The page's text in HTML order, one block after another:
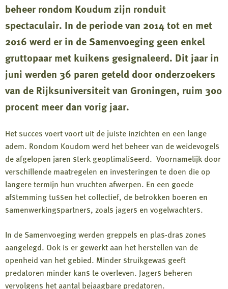
beheer rondom Koudum zijn ronduit
spectaculair. In de periode van 2014 tot en met
2016 werd er in de Samenvoeging geen enkel
gruttopaar met kuikens gesignaleerd. Dit jaar in
juni werden 36 paren geteld door onderzoekers
van de Rijksuniversiteit van Groningen, ruim 300
procent meer dan vorig jaar.
Het succes voert voort uit de juiste inzichten en een lange
adem. Rondom Koudom werd het beheer van de weidevogels
de afgelopen jaren sterk geoptimaliseerd. Voornamelijk door
verschillende maatregelen en investeringen te doen die op
langere termijn hun vruchten afwerpen. En een goede
afstemming tussen het collectief, de betrokken boeren en
samenwerkingspartners, zoals jagers en vogelwachters.
In de Samenvoeging werden greppels en plas-dras zones
aangelegd. Ook is er gewerkt aan het herstellen van de
openheid van het gebied. Minder struikgewas geeft
predatoren minder kans te overleven. Jagers beheren
vervolgens het aantal bejaagbare predatoren.